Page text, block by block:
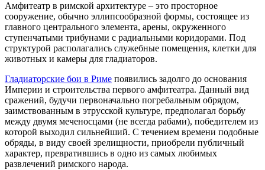
Амфитеатр в римской архитектуре – это просторное
сооружение, обычно эллипсообразной формы, состоящее из
главного центрального элемента, арены, окруженного
ступенчатыми трибунами с радиальными коридорами. Под
структурой располагались служебные помещения, клетки для
животных и камеры для гладиаторов.
Гладиаторские бои в Риме появились задолго до основания
Империи и строительства первого амфитеатра. Данный вид
сражений, будучи первоначально погребальным обрядом,
заимствованным в этрусской культуре, предполагал борьбу
между двумя меченосцами (не всегда рабами), победителем из
которой выходил сильнейший. С течением времени подобные
обряды, в виду своей зрелищности, приобрели публичный
характер, превратившись в одно из самых любимых
развлечений римского народа.